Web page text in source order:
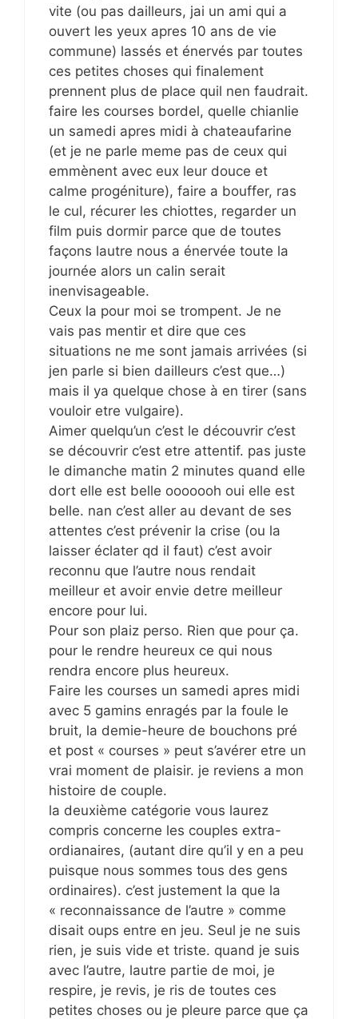
vite (ou pas dailleurs, jai un ami qui a
ouvert les yeux apres 10 ans de vie
commune) lassés et énervés par toutes
ces petites choses qui finalement
prennent plus de place quil nen faudrait.
faire les courses bordel, quelle chianlie
un samedi apres midi à chateaufarine
(et je ne parle meme pas de ceux qui
emmènent avec eux leur douce et
calme progéniture), faire a bouffer, ras
le cul, récurer les chiottes, regarder un
film puis dormir parce que de toutes
façons lautre nous a énervée toute la
journée alors un calin serait
inenvisageable.
Ceux la pour moi se trompent. Je ne
vais pas mentir et dire que ces
situations ne me sont jamais arrivées (si
jen parle si bien dailleurs c’est que…)
mais il ya quelque chose à en tirer (sans
vouloir etre vulgaire).
Aimer quelqu’un c’est le découvrir c’est
se découvrir c’est etre attentif. pas juste
le dimanche matin 2 minutes quand elle
dort elle est belle ooooooh oui elle est
belle. nan c’est aller au devant de ses
attentes c’est prévenir la crise (ou la
laisser éclater qd il faut) c’est avoir
reconnu que l’autre nous rendait
meilleur et avoir envie detre meilleur
encore pour lui.
Pour son plaiz perso. Rien que pour ça.
pour le rendre heureux ce qui nous
rendra encore plus heureux.
Faire les courses un samedi apres midi
avec 5 gamins enragés par la foule le
bruit, la demie-heure de bouchons pré
et post « courses » peut s’avérer etre un
vrai moment de plaisir. je reviens a mon
histoire de couple.
la deuxième catégorie vous laurez
compris concerne les couples extra-
ordianaires, (autant dire qu’il y en a peu
puisque nous sommes tous des gens
ordinaires). c’est justement la que la
« reconnaissance de l’autre » comme
disait oups entre en jeu. Seul je ne suis
rien, je suis vide et triste. quand je suis
avec l’autre, lautre partie de moi, je
respire, je revis, je ris de toutes ces
petites choses ou je pleure parce que ça